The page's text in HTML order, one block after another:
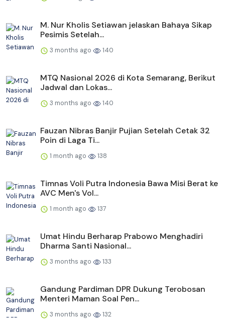
M. Nur Kholis Setiawan jelaskan Bahaya Sikap
Pesimis Setelah...
3 months ago 140
MTQ Nasional 2026 di Kota Semarang, Berikut
Jadwal dan Lokas...
3 months ago 140
Fauzan Nibras Banjir Pujian Setelah Cetak 32
Poin di Laga Ti...
1 month ago 138
Timnas Voli Putra Indonesia Bawa Misi Berat ke
AVC Men's Vol...
1 month ago 137
Umat Hindu Berharap Prabowo Menghadiri
Dharma Santi Nasional...
3 months ago 133
Gandung Pardiman DPR Dukung Terobosan
Menteri Maman Soal Pen...
3 months ago 132